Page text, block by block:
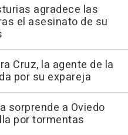
agradece las
el asesinato de su
Cruz, la agente de la
por su expareja
sorprende a Oviedo
por tormentas